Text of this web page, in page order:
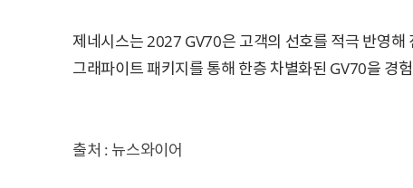
제네시스는 2027 GV70은 고객의 선호를 적극 반영
그래파이트 패키지를 통해 한층 차별화된 GV70을 경
출처 : 뉴스와이어